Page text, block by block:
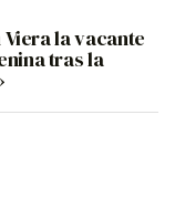
Viera la vacante
tras la